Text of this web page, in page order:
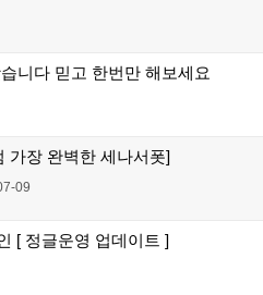
니다 믿고 한번만 해보세요
가장 완벽한 세나서폿]
09
[ 정글운영 업데이트 ]